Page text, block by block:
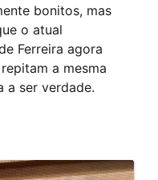
bonitos, mas
o atual
Ferreira agora
a mesma
a ser verdade.